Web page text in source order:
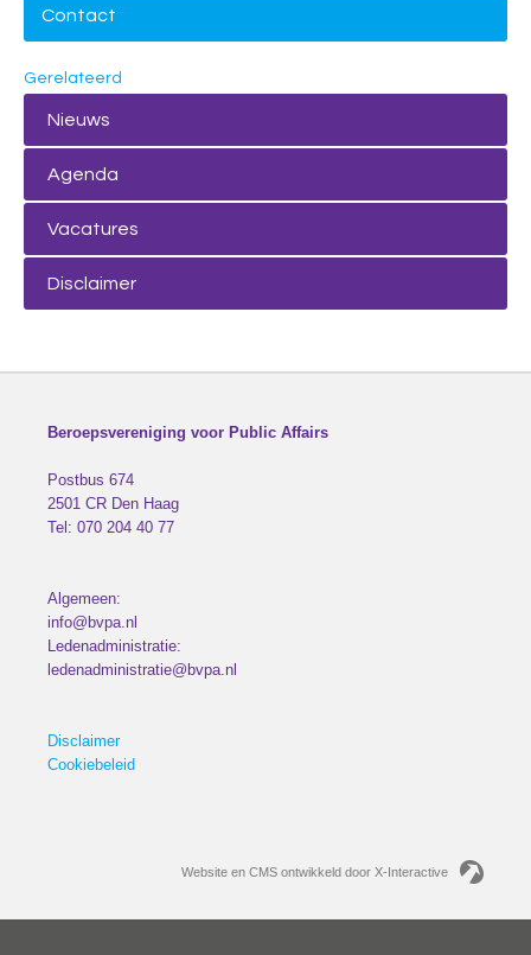
Contact
Gerelateerd
Nieuws
Agenda
Vacatures
Disclaimer
Beroepsvereniging voor Public Affairs
Postbus 674
2501 CR Den Haag
Tel: 070 204 40 77
Algemeen:
info@bvpa.nl
Ledenadministratie:
ledenadministratie@bvpa.nl
Disclaimer
Cookiebeleid
Website en CMS ontwikkeld door X-Interactive